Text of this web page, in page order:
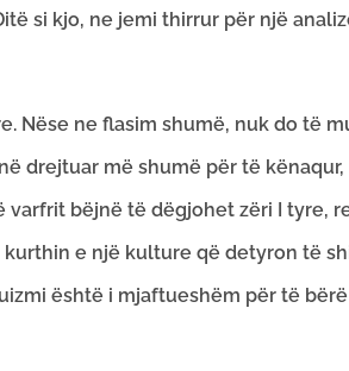
si kjo, ne jemi thirrur për një
ne flasim shumë, nuk do të
drejtuar më shumë për të
bëjnë të dëgjohet zëri I tyre,
e një kulture që detyron të
është i mjaftueshëm për të